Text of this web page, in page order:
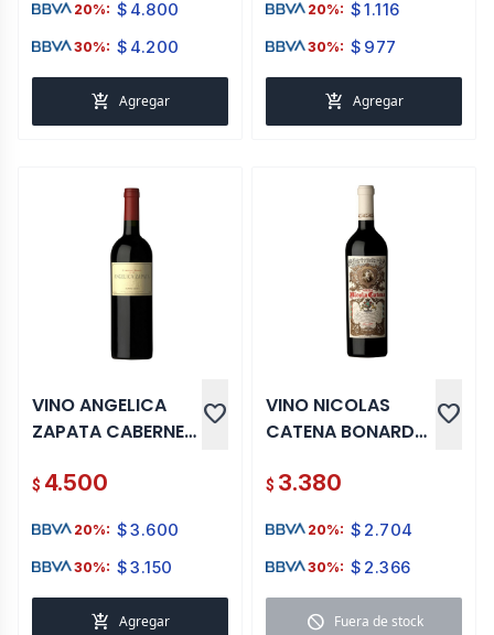
20%: $ 4.800
30%: $ 4.200
add_shopping_cart Agregar
20%: $1.116
30%: $ 977
add_shopping_cart Agregar
VINO ANGELICA
ZAPATA CABERNET
ML
favorite
$ 4.500
20%: $3.600
30%: $3.150
add_shopping_cart Agregar
VINO NICOLAS
CATENA BONARDA
favorite
$ 3.380
20%: $ 2.704
30%: $ 2.366
block Fuera de stock